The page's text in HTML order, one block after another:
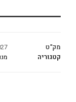
מק"ט
קטגוריה